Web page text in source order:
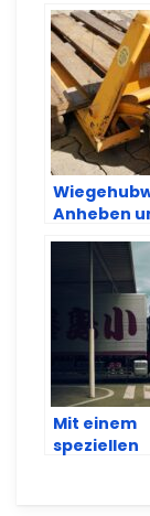
Anheben
schnell
auch
werden
Mit einem
speziellen